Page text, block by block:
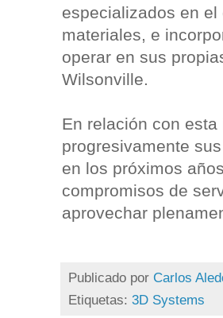
especializados en
materiales, e
operar en sus
Wilsonville.
En relación con
progresivamente
en los próximos
compromisos de
aprovechar
Publicado por Carlos
Etiquetas: 3D Systems